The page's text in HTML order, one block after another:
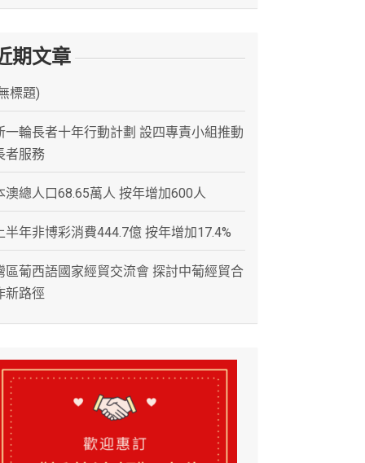
期文章
標題)
一輪長者十年行動計劃 設四專責小組推動
者服務
澳總人口68.65萬人 按年增加600人
半年非博彩消費444.7億 按年增加17.4%
區葡西語國家經貿交流會 探討中葡經貿合
新路徑